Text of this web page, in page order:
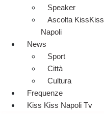
Speaker
Ascolta KissKiss
Napoli
News
Sport
Città
Cultura
Frequenze
Kiss Kiss Napoli Tv